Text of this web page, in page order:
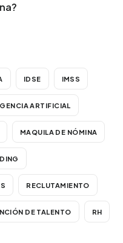
IDSE IMSS
ARTIFICIAL
MAQUILA DE NÓMINA
RECLUTAMIENTO
DE TALENTO RH